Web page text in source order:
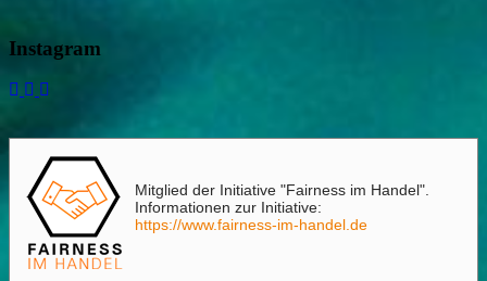
Instagram
Mitglied der Initiative "Fairness im Handel".
Informationen zur Initiative:
https://www.fairness-im-handel.de